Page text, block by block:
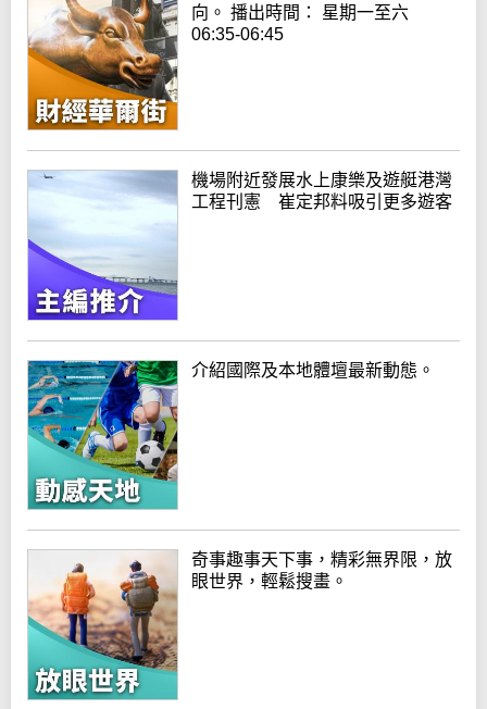
向。 播出時間： 星期一至六
06:35-06:45
機場附近發展水上康樂及遊艇港灣
工程刊憲 崔定邦料吸引更多遊客
介紹國際及本地體壇最新動態。
奇事趣事天下事，精彩無界限，放
眼世界，輕鬆搜畫。